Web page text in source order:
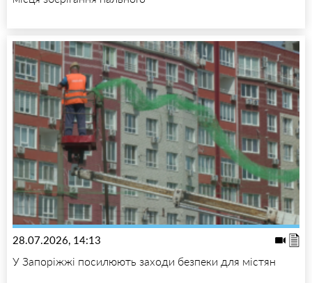
28.07.2026, 14:13
У Запоріжжі посилюють заходи безпеки для містян